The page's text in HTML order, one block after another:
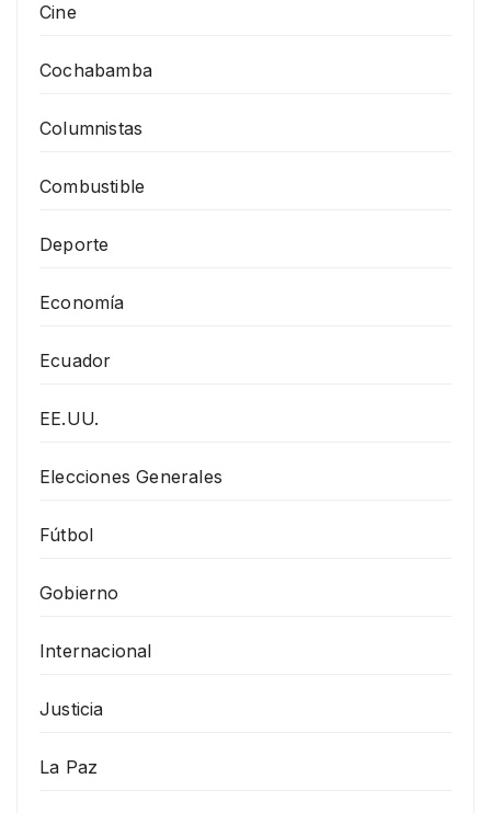
Cine
Cochabamba
Columnistas
Combustible
Deporte
Economía
Ecuador
EE.UU.
Elecciones Generales
Fútbol
Gobierno
Internacional
Justicia
La Paz